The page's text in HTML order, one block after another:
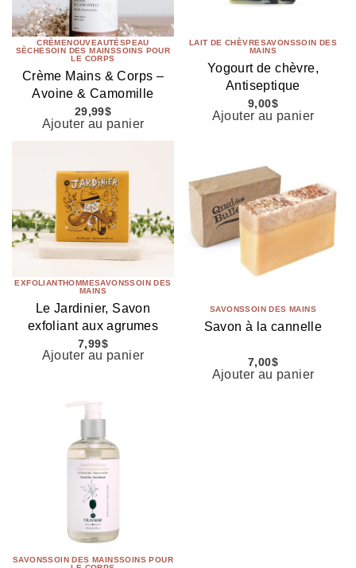
CRÈMENOUVEAUTÉSPEAU
SÈCHESOIN DES MAINSSOINS POUR
LE CORPS
Crème Mains & Corps –
Avoine & Camomille
29,99$
Ajouter au panier
LAIT DE CHÈVRESAVONSSOIN DES
MAINS
Yogourt de chèvre,
Antiseptique
9,00$
Ajouter au panier
EXFOLIANTHOMMESAVONSSOIN DES
MAINS
Le Jardinier, Savon
exfoliant aux agrumes
7,99$
Ajouter au panier
SAVONSSOIN DES MAINS
Savon à la cannelle
7,00$
Ajouter au panier
SAVONSSOIN DES MAINSSOINS POUR